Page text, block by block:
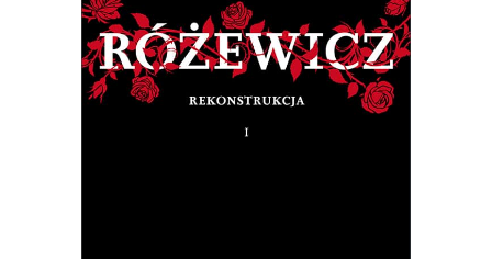
REKONSTRUKCJA (tom 1)
Na pytanie: „Kim jesteś?”, Tadeusz
Różewicz odpowiedział przed laty: „Kto
mnie uważnie czyta, ten wie”.
32.50